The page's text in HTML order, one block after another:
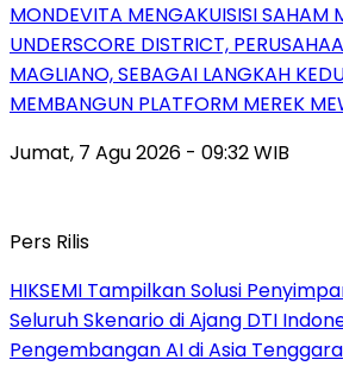
MONDEVITA MENGAKUISISI SAHAM
UNDERSCORE DISTRICT,
MAGLIANO, SEBAGAI LANGKAH
MEMBANGUN PLATFORM MEREK
Jumat, 7 Agu 2026 - 09:32 WIB
Pers Rilis
HIKSEMI Tampilkan Solusi
Seluruh Skenario di Ajang DTI
Pengembangan AI di Asia Tenggara